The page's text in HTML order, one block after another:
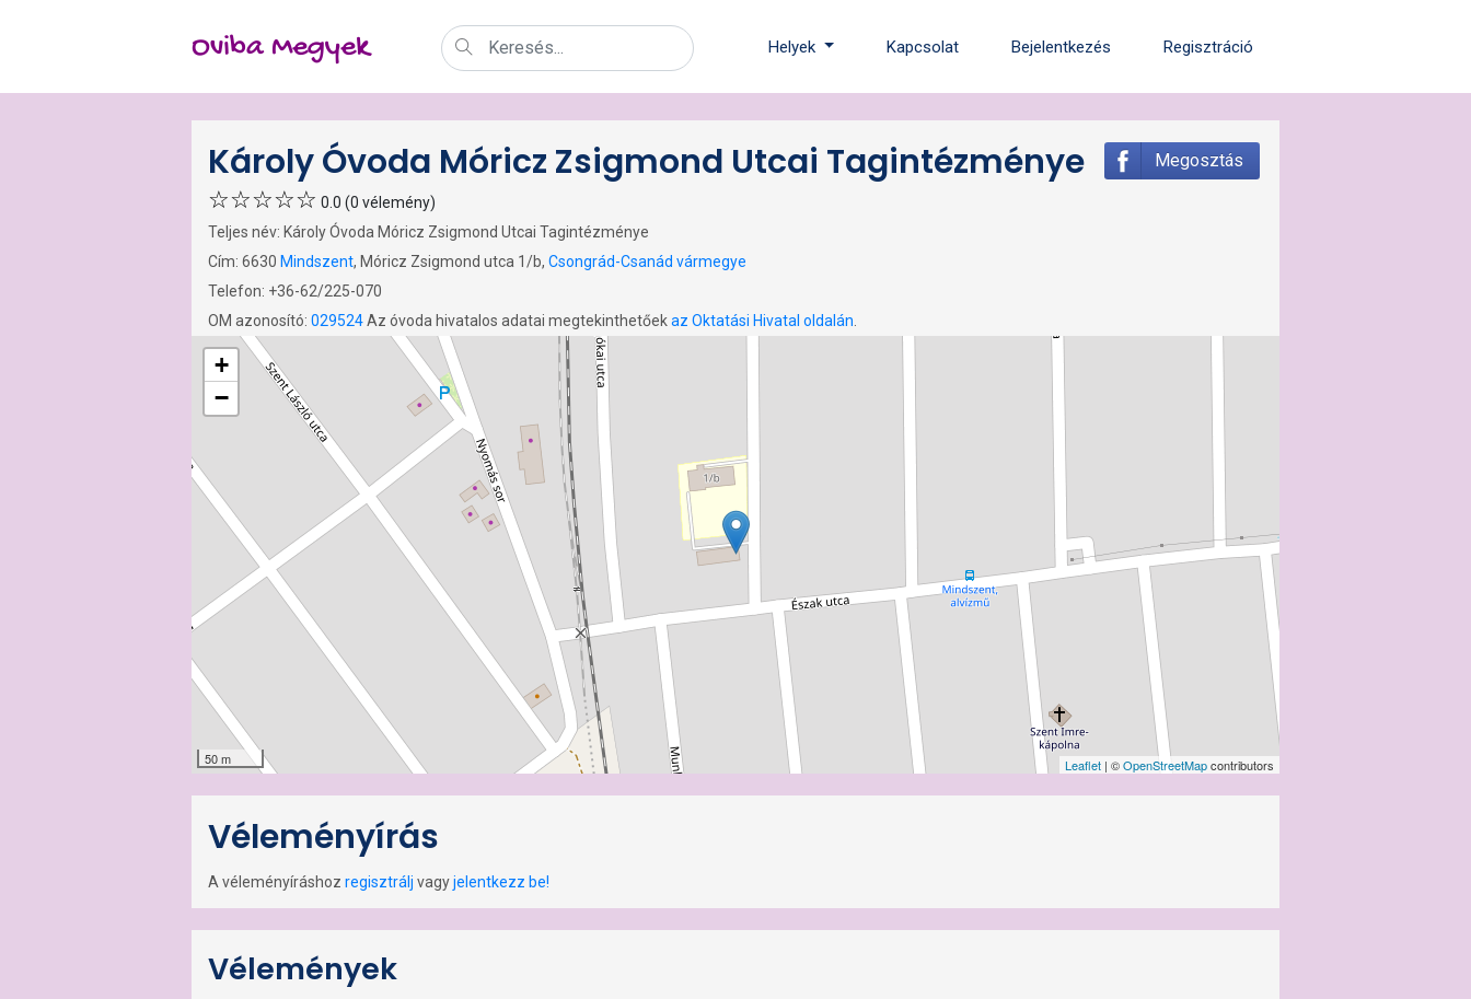
Oviba Megyek Helyek Kapcsolat Bejelentkezés Regisztráció
Károly Óvoda Móricz Zsigmond Utcai Tagintézménye Megosztás
0.0 (0 vélemény)
Teljes név: Károly Óvoda Móricz Zsigmond Utcai Tagintézménye
Cím: 6630 Mindszent, Móricz Zsigmond utca 1/b, Csongrád-Csanád vármegye
Telefon: +36-62/225-070
OM azonosító: 029524Az óvoda hivatalos adatai megtekinthetőekaz Oktatási Hivatal oldalán
+
−
50 m Leaflet | ©OpenStreetMapcontributors
Véleményírás
A véleményíráshoz regisztrálj vagyjelentkezz be!
Vélemények